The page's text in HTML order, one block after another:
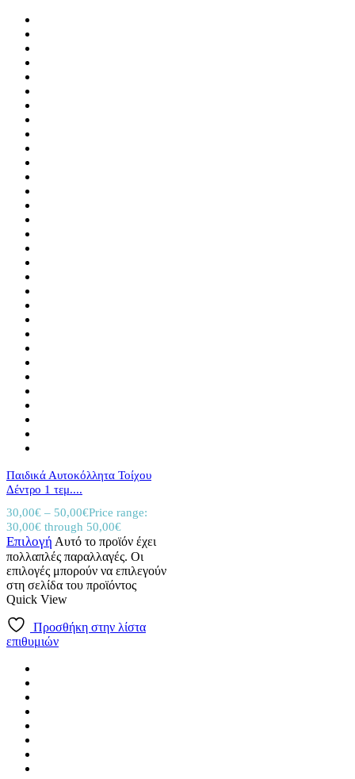
Παιδικά Αυτοκόλλητα Τοίχου
Δέντρο 1 τεμ....
30,00€ – 50,00€Price range:
30,00€ through 50,00€
Επιλογή Αυτό το προϊόν έχει
πολλαπλές παραλλαγές. Οι
επιλογές μπορούν να επιλεγούν
στη σελίδα του προϊόντος
Quick View
Προσθήκη στην λίστα
επιθυμιών